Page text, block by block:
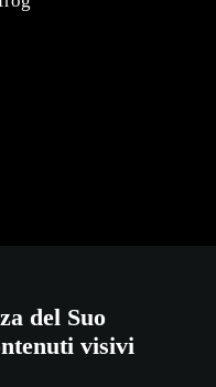
del Suo
visivi